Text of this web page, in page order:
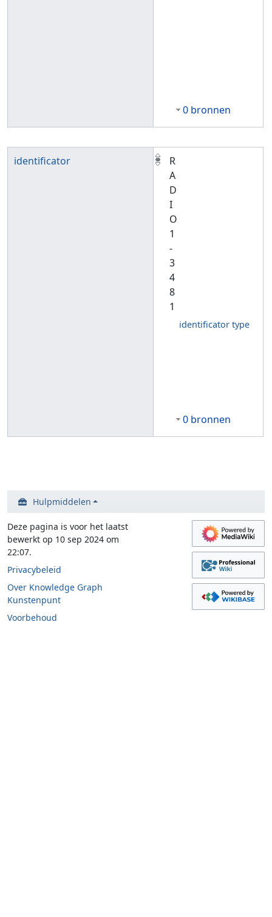
0 bronnen
identificator
R
A
D
I
O
1
-
3
4
8
1
identificator type
0 bronnen
Hulpmiddelen
Deze pagina is voor het laatst
bewerkt op 10 sep 2024 om
22:07.
Privacybeleid
Over Knowledge Graph
Kunstenpunt
Voorbehoud